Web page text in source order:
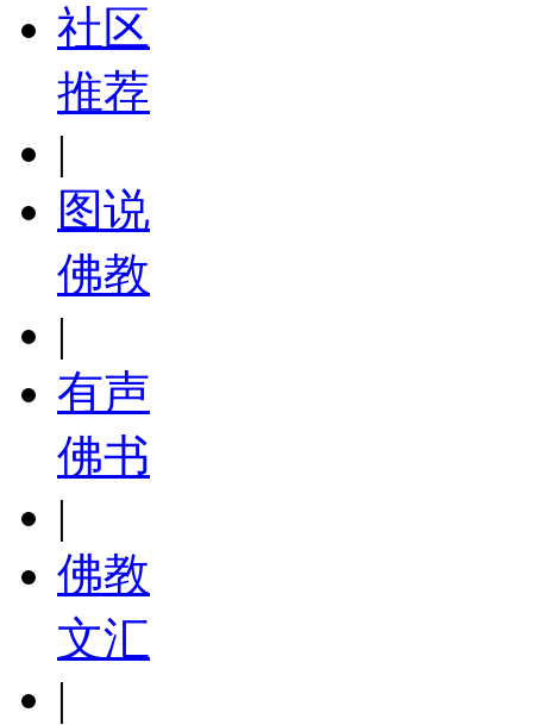
社区
推荐
|
图说
佛教
|
有声
佛书
|
佛教
文汇
|